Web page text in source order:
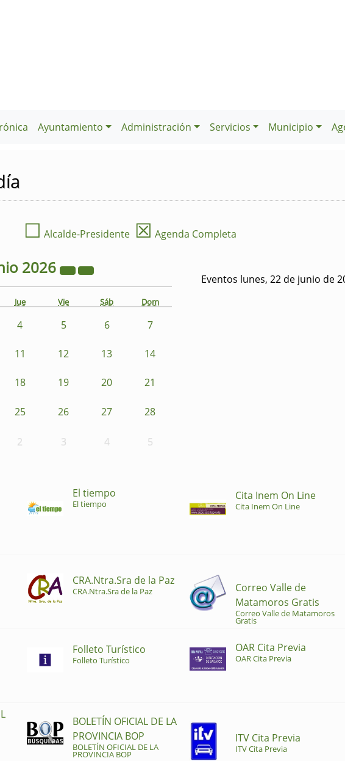
Ayuntamiento Administración Servicios Municipio
☐ Alcalde-Presidente ☒ Agenda Completa
2026
Jue Vie Sáb Dom
4 5 6 7
11 12 13 14
18 19 20 21
25 26 27 28
2 3 4 5
Eventos lunes, 22 de junio de
El tiempo
El tiempo
Cita Inem On Line
Cita Inem On Line
CRA.Ntra.Sra de la Paz
CRA.Ntra.Sra de la Paz
Correo Valle de
Matamoros Gratis
Correo Valle de Matamoros
Gratis
Folleto Turístico
Folleto Turístico
OAR Cita Previa
OAR Cita Previa
BOLETÍN OFICIAL DE LA
PROVINCIA BOP
BOLETÍN OFICIAL DE LA
PROVINCIA BOP
ITV Cita Previa
ITV Cita Previa